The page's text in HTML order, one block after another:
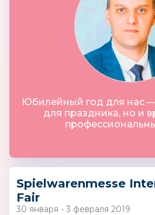
Юбилейный год для нас
для праздника, но и
Spielwarenmesse
Fair
30 января - 3 февраля 2019